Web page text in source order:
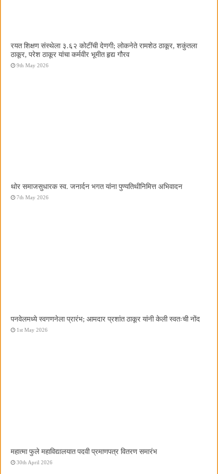
रयत शिक्षण संस्थेला ३.६२ कोटींची देणगी; लोकनेते रामशेठ ठाकूर, शकुंतला
ठाकूर, परेश ठाकूर यांचा कर्मवीर भूमीत हृद्य गौरव
9th May 2026
थोर समाजसुधारक स्व. जनार्दन भगत यांना पुण्यतिथीनिमित्त अभिवादन
7th May 2026
पनवेलमध्ये स्वगणनेला प्रारंभ; आमदार प्रशांत ठाकूर यांनी केली स्वतःची नोंद
1st May 2026
महात्मा फुले महाविद्यालयात पदवी प्रमाणपत्र वितरण समारंभ
30th April 2026